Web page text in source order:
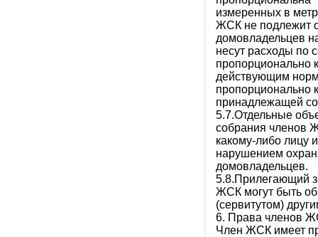
измеренных в
ЖСК не подлежит
домовладельцев
несут расходы по
пропорционально
действующим
пропорционально
принадлежащей
5.7.Отдельные
собрания членов
какому-либо лицу
нарушением
домовладельцев.
5.8.Прилегающий
ЖСК могут быть
(сервитутом)
6. Права членов
Член ЖСК имеет